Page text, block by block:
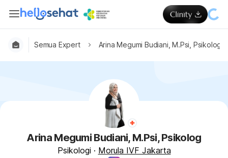
Semua Expert Arina Megumi Budiani, M.Psi, Psikolog
Arina Megumi Budiani, M.Psi, Psikolog
Psikologi · Morula IVF Jakarta